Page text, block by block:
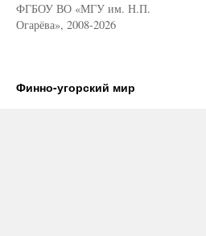
ФГБОУ ВО «МГУ им. Н.П.
Огарёва», 2008-2026
Финно-угорский мир